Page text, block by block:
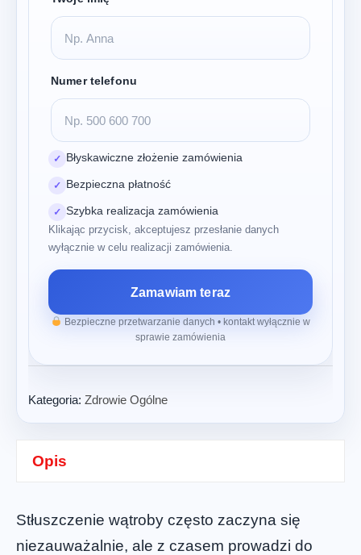
Numer telefonu
✓ Błyskawiczne złożenie zamówienia
✓ Bezpieczna płatność
✓ Szybka realizacja zamówienia
Klikając przycisk, akceptujesz przesłanie danych
wyłącznie w celu realizacji zamówienia.
Zamawiam teraz
Bezpieczne przetwarzanie danych • kontakt wyłącznie w
sprawie zamówienia
Kategoria: Zdrowie Ogólne
Opis
Stłuszczenie wątroby często zaczyna się
niezauważalnie, ale z czasem prowadzi do